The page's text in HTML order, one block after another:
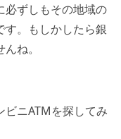
必ずしもその地域の
す。もしかしたら銀
ね。
ビニATMを探してみ